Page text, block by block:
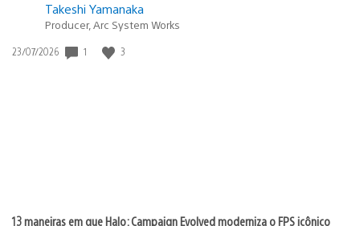
Takeshi Yamanaka
Producer, Arc System Works
Data
23/07/2026 1 3
13 maneiras em que Halo: Campaign Evolved moderniza o FPS icônico